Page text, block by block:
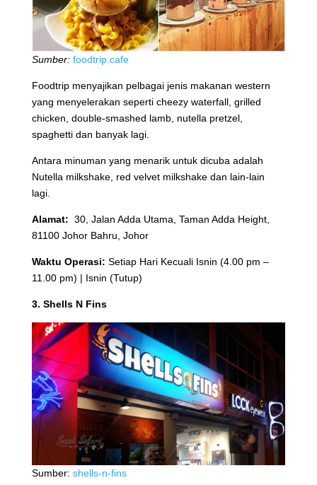
Sumber: foodtrip.cafe
Foodtrip menyajikan pelbagai jenis makanan western
yang menyelerakan seperti cheezy waterfall, grilled
chicken, double-smashed lamb, nutella pretzel,
spaghetti dan banyak lagi.
Antara minuman yang menarik untuk dicuba adalah
Nutella milkshake, red velvet milkshake dan lain-lain
lagi.
Alamat: 30, Jalan Adda Utama, Taman Adda Height,
81100 Johor Bahru, Johor
Waktu Operasi: Setiap Hari Kecuali Isnin (4.00 pm –
11.00 pm) | Isnin (Tutup)
3. Shells N Fins
Sumber: shells-n-fins